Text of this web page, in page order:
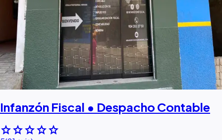
Infanzón Fiscal • Despacho Contable
starstarstarstarstar